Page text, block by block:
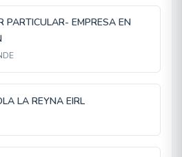
PARTICULAR- EMPRESA EN
LA REYNA EIRL